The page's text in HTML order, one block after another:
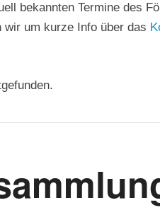
bekannten Termine des
um kurze Info über das